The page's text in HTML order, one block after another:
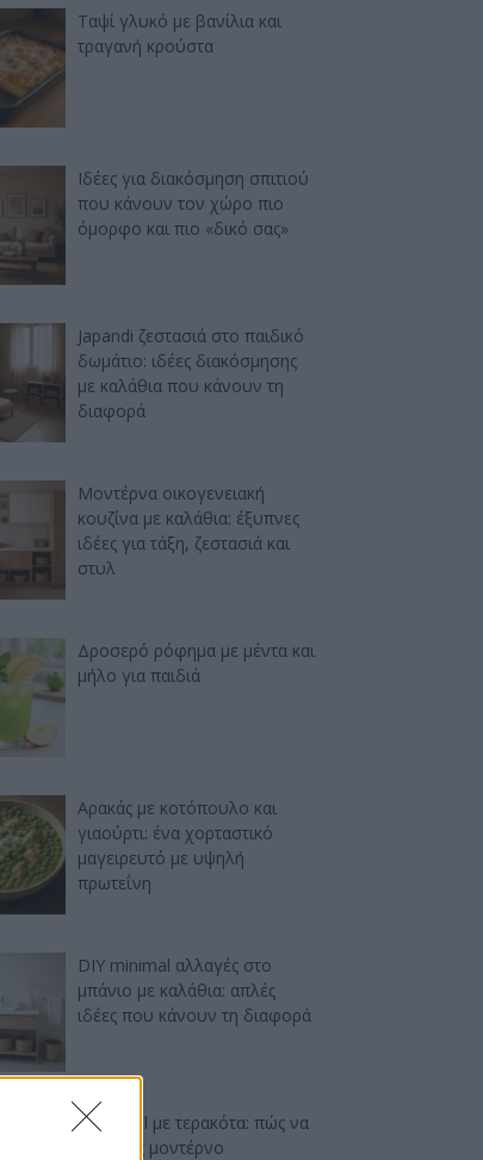
Ταψί γλυκό με βανίλια και
τραγανή κρούστα
Ιδέες για διακόσμηση σπιτιού
που κάνουν τον χώρο πιο
όμορφο και πιο «δικό σας»
Japandi ζεστασιά στο παιδικό
δωμάτιο: ιδέες διακόσμησης
με καλάθια που κάνουν τη
διαφορά
Μοντέρνα οικογενειακή
κουζίνα με καλάθια: έξυπνες
ιδέες για τάξη, ζεστασιά και
στυλ
Δροσερό ρόφημα με μέντα και
μήλο για παιδιά
Αρακάς με κοτόπουλο και
γιαούρτι: ένα χορταστικό
μαγειρευτό με υψηλή
πρωτεΐνη
DIY minimal αλλαγές στο
μπάνιο με καλάθια: απλές
ιδέες που κάνουν τη διαφορά
Industrial με τερακότα: πώς να
πετύχεις μοντέρνο